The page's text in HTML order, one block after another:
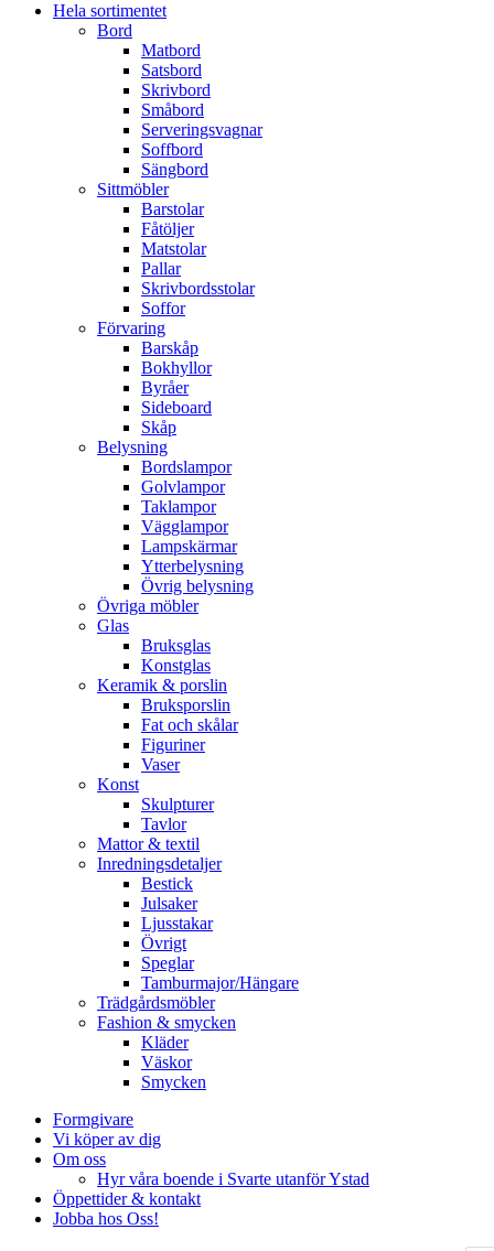
Hela sortimentet
Bord
Matbord
Satsbord
Skrivbord
Småbord
Serveringsvagnar
Soffbord
Sängbord
Sittmöbler
Barstolar
Fåtöljer
Matstolar
Pallar
Skrivbordsstolar
Soffor
Förvaring
Barskåp
Bokhyllor
Byråer
Sideboard
Skåp
Belysning
Bordslampor
Golvlampor
Taklampor
Vägglampor
Lampskärmar
Ytterbelysning
Övrig belysning
Övriga möbler
Glas
Bruksglas
Konstglas
Keramik & porslin
Bruksporslin
Fat och skålar
Figuriner
Vaser
Konst
Skulpturer
Tavlor
Mattor & textil
Inredningsdetaljer
Bestick
Julsaker
Ljusstakar
Övrigt
Speglar
Tamburmajor/Hängare
Trädgårdsmöbler
Fashion & smycken
Kläder
Väskor
Smycken
Formgivare
Vi köper av dig
Om oss
Hyr våra boende i Svarte utanför Ystad
Öppettider & kontakt
Jobba hos Oss!